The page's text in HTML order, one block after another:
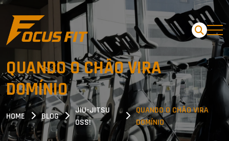
QUANDO O CHÃO VIRA
DOMÍNIO
HOME BLOG
JIU-JITSU
OSS!
QUANDO O CHÃO VIRA
DOMÍNIO